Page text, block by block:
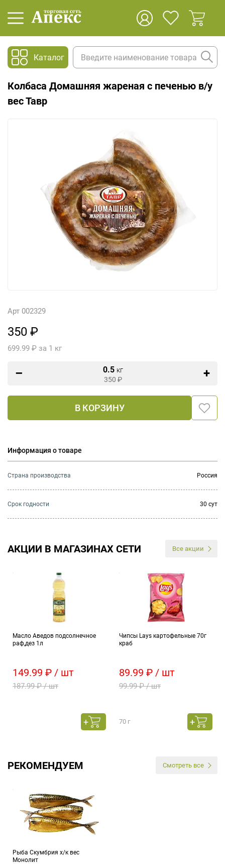
Каталог
Колбаса Домашняя жареная с печенью в/у
вес Тавр
Арт 002329
350 ₽
699.99 ₽ за 1 кг
0.5 кг
350 ₽
В КОРЗИНУ
Информация о товаре
Страна производства Россия
Cрок годности 30 сут
АКЦИИ В МАГАЗИНАХ СЕТИ Все акции
Масло Аведов подсолнечное
раф,дез 1л
149.99 ₽ / шт
187.99 ₽ / шт
Чипсы Lays картофельные 70г
краб
89.99 ₽ / шт
99.99 ₽ / шт
70 г
РЕКОМЕНДУЕМ Смотреть все
Рыба Скумбрия х/к вес
Монолит